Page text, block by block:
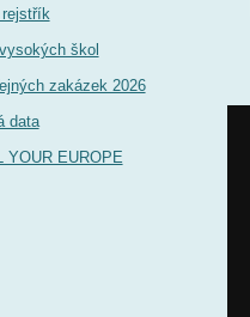
škol
zakázek 2026
data
YOUR EUROPE